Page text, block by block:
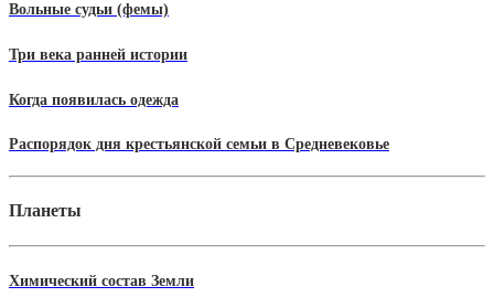
Вольные судьи (фемы)
Три века ранней истории
Когда появилась одежда
Распорядок дня крестьянской семьи в Средневековье
Планеты
Химический состав Земли